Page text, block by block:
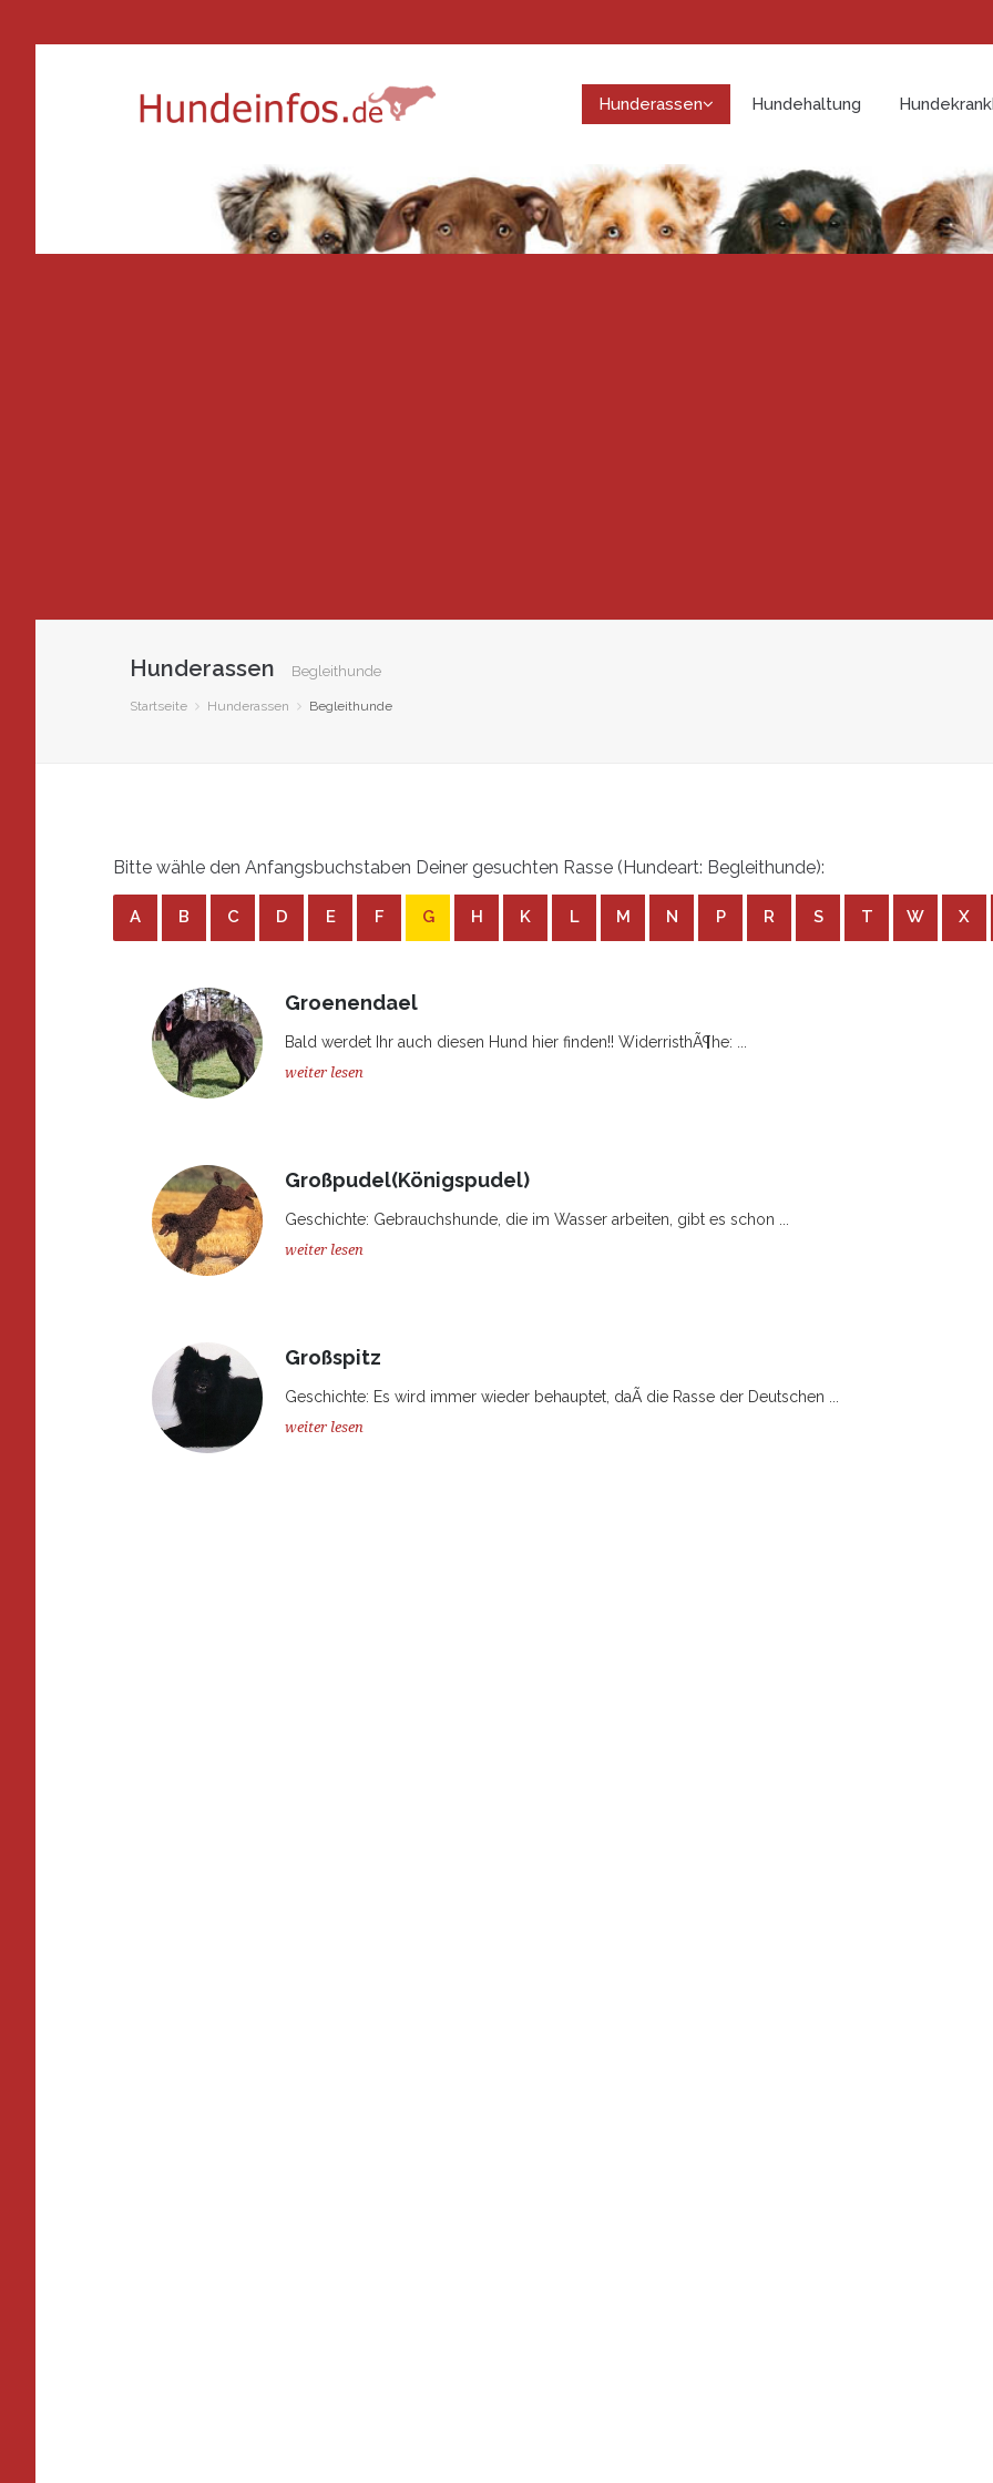
Hunderassen Hundehaltung
Hunderassen Begleithunde
Startseite Hunderassen Begleithunde
Bitte wähle den Anfangsbuchstaben Deiner gesuchten Rasse (Hundeart: Begleithunde):
A B C D E F G H K L M N P R S T W X
Groenendael
Bald werdet Ihr auch diesen Hund hier finden!! WiderristhÃ¶he: ...
weiter lesen
Großpudel(Königspudel)
Geschichte: Gebrauchshunde, die im Wasser arbeiten, gibt es schon ...
weiter lesen
Großspitz
Geschichte: Es wird immer wieder behauptet, daÃ die Rasse der Deutschen ...
weiter lesen